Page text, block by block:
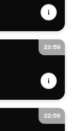
i
22:59
i
22:59